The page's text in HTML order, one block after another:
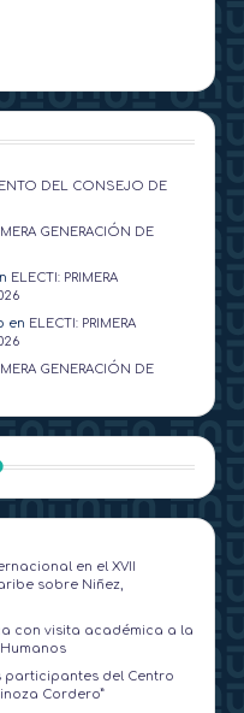
DEL CONSEJO DE
GENERACIÓN DE
ELECTI: PRIMERA
en ELECTI: PRIMERA
GENERACIÓN DE
en el XVII
sobre Niñez,
con visita académica a la
participantes del Centro
Cordero”